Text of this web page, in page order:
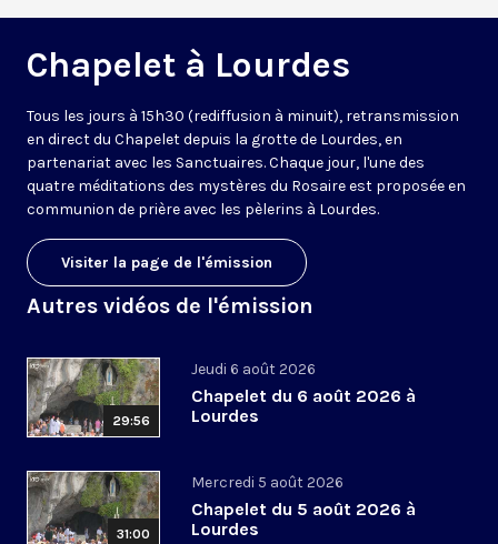
Chapelet à Lourdes
Tous les jours à 15h30 (rediffusion à minuit), retransmission
en direct du Chapelet depuis la grotte de Lourdes, en
partenariat avec les Sanctuaires. Chaque jour, l'une des
quatre méditations des mystères du Rosaire est proposée en
communion de prière avec les pèlerins à Lourdes.
Visiter la page de l'émission
Autres vidéos de l'émission
29:56
Jeudi 6 août 2026
Chapelet du 6 août 2026 à
Lourdes
31:00
Mercredi 5 août 2026
Chapelet du 5 août 2026 à
Lourdes